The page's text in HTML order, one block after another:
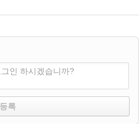
인 하시겠습니까?